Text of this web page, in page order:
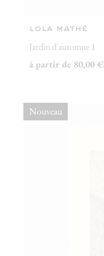
lola mathé
Jardin d'automne 1
à partir de 80,00 €
Nouveau